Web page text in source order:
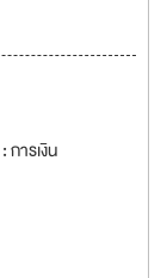
การเงิน